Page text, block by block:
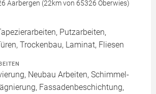
Aarbergen (22km von 65326 Oberwies)
Putzarbeiten,
Trockenbau, Laminat, Fliesen
Neubau Arbeiten, Schimmel-
Fassadenbeschichtung,